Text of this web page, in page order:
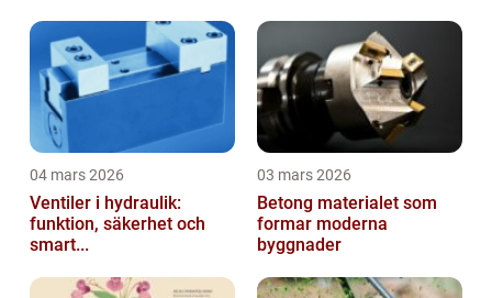
04 mars 2026
Ventiler i hydraulik:
funktion, säkerhet och
smart...
03 mars 2026
Betong materialet som
formar moderna
byggnader